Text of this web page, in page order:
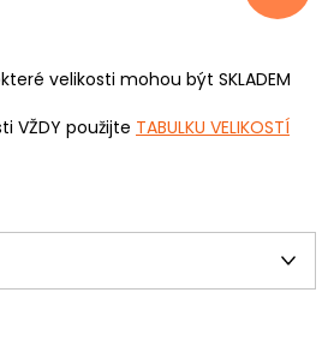
velikosti mohou být SKLADEM
VŽDY použijte TABULKU VELIKOSTÍ